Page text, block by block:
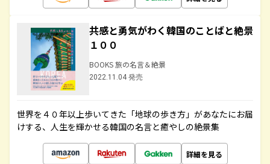
共感と勇気がわく韓国のことばと絶景
１００
BOOKS 旅の名言＆絶景
2022.11.04 発売
世界を４０年以上歩いてきた「地球の歩き方」があなたにお届
けする、人生を輝かせる韓国の名言と癒やしの絶景集
詳細を見る